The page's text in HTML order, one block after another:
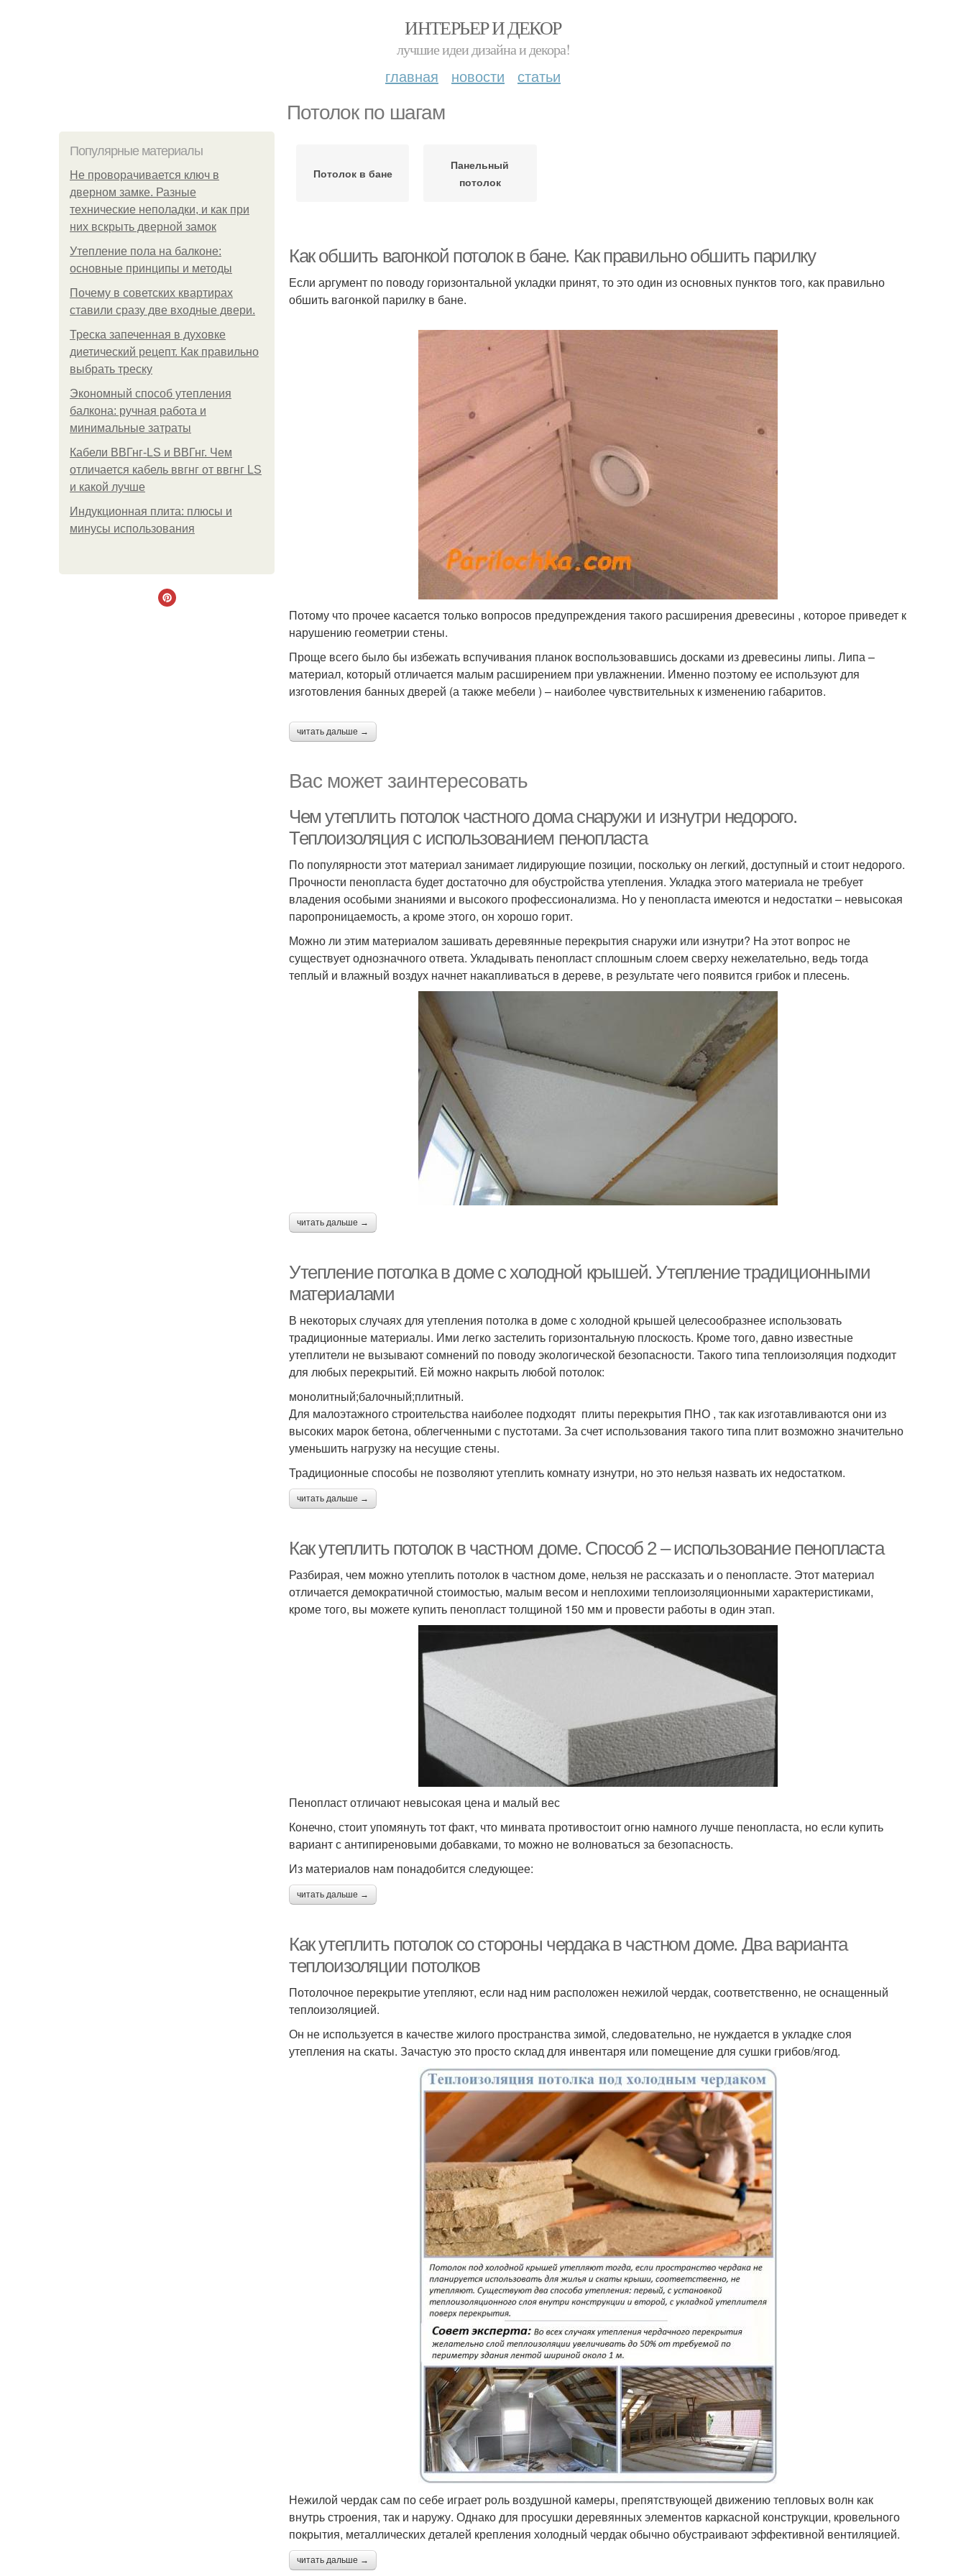
ИНТЕРЬЕР И ДЕКОР
лучшие идеи дизайна и декора!
главная новости статьи
Потолок по шагам
Популярные материалы
Не проворачивается ключ в
дверном замке. Разные
технические неполадки, и как при
них вскрыть дверной замок
Утепление пола на балконе:
основные принципы и методы
Почему в советских квартирах
ставили сразу две входные двери.
Треска запеченная в духовке
диетический рецепт. Как правильно
выбрать треску
Экономный способ утепления
балкона: ручная работа и
минимальные затраты
Кабели ВВГнг-LS и ВВГнг. Чем
отличается кабель ввгнг от ввгнг LS
и какой лучше
Индукционная плита: плюсы и
минусы использования
Потолок в бане
Панельный
потолок
Как обшить вагонкой потолок в бане. Как правильно обшить парилку
Если аргумент по поводу горизонтальной укладки принят, то это один из основных пунктов того, как правильно
обшить вагонкой парилку в бане.
Потому что прочее касается только вопросов предупреждения такого расширения древесины , которое приведет к
нарушению геометрии стены.
Проще всего было бы избежать вспучивания планок воспользовавшись досками из древесины липы. Липа –
материал, который отличается малым расширением при увлажнении. Именно поэтому ее используют для
изготовления банных дверей (а также мебели ) – наиболее чувствительных к изменению габаритов.
читать дальше →
Вас может заинтересовать
Чем утеплить потолок частного дома снаружи и изнутри недорого.
Теплоизоляция с использованием пенопласта
По популярности этот материал занимает лидирующие позиции, поскольку он легкий, доступный и стоит недорого.
Прочности пенопласта будет достаточно для обустройства утепления. Укладка этого материала не требует
владения особыми знаниями и высокого профессионализма. Но у пенопласта имеются и недостатки – невысокая
паропроницаемость, а кроме этого, он хорошо горит.
Можно ли этим материалом зашивать деревянные перекрытия снаружи или изнутри? На этот вопрос не
существует однозначного ответа. Укладывать пенопласт сплошным слоем сверху нежелательно, ведь тогда
теплый и влажный воздух начнет накапливаться в дереве, в результате чего появится грибок и плесень.
читать дальше →
Утепление потолка в доме с холодной крышей. Утепление традиционными
материалами
В некоторых случаях для утепления потолка в доме с холодной крышей целесообразнее использовать
традиционные материалы. Ими легко застелить горизонтальную плоскость. Кроме того, давно известные
утеплители не вызывают сомнений по поводу экологической безопасности. Такого типа теплоизоляция подходит
для любых перекрытий. Ей можно накрыть любой потолок:
монолитный;балочный;плитный.
Для малоэтажного строительства наиболее подходят плиты перекрытия ПНО , так как изготавливаются они из
высоких марок бетона, облегченными с пустотами. За счет использования такого типа плит возможно значительно
уменьшить нагрузку на несущие стены.
Традиционные способы не позволяют утеплить комнату изнутри, но это нельзя назвать их недостатком.
читать дальше →
Как утеплить потолок в частном доме. Способ 2 – использование пенопласта
Разбирая, чем можно утеплить потолок в частном доме, нельзя не рассказать и о пенопласте. Этот материал
отличается демократичной стоимостью, малым весом и неплохими теплоизоляционными характеристиками,
кроме того, вы можете купить пенопласт толщиной 150 мм и провести работы в один этап.
Пенопласт отличают невысокая цена и малый вес
Конечно, стоит упомянуть тот факт, что минвата противостоит огню намного лучше пенопласта, но если купить
вариант с антипиреновыми добавками, то можно не волноваться за безопасность.
Из материалов нам понадобится следующее:
читать дальше →
Как утеплить потолок со стороны чердака в частном доме. Два варианта
теплоизоляции потолков
Потолочное перекрытие утепляют, если над ним расположен нежилой чердак, соответственно, не оснащенный
теплоизоляцией.
Он не используется в качестве жилого пространства зимой, следовательно, не нуждается в укладке слоя
утепления на скаты. Зачастую это просто склад для инвентаря или помещение для сушки грибов/ягод.
Нежилой чердак сам по себе играет роль воздушной камеры, препятствующей движению тепловых волн как
внутрь строения, так и наружу. Однако для просушки деревянных элементов каркасной конструкции, кровельного
покрытия, металлических деталей крепления холодный чердак обычно обустраивают эффективной вентиляцией.
читать дальше →